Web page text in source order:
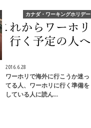
カナダ・ワーキングホリデー
2016.6.28
ワーホリで海外に行こうか迷っ
てる人、ワーホリに行く準備を
している人に読ん…